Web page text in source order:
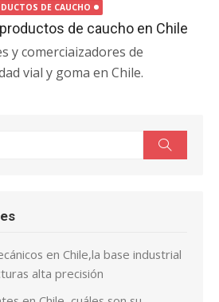
DE CAUCHO
de caucho en Chile
y comerciaizadores de
vial y goma en Chile.
en Chile,la base industrial
alta precisión